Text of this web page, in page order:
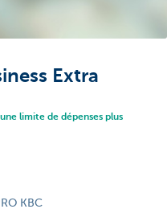
Extra
limite de dépenses plus
KBC